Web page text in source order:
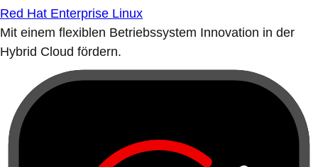
Red Hat Enterprise Linux
Mit einem flexiblen Betriebssystem Innovation in der
Hybrid Cloud fördern.